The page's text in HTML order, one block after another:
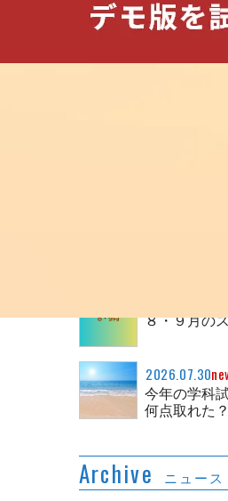
2026.08.04
ユーザーア
８・９月の
2026.07.30
今年の学科
何点取れた？
Archive ニュース